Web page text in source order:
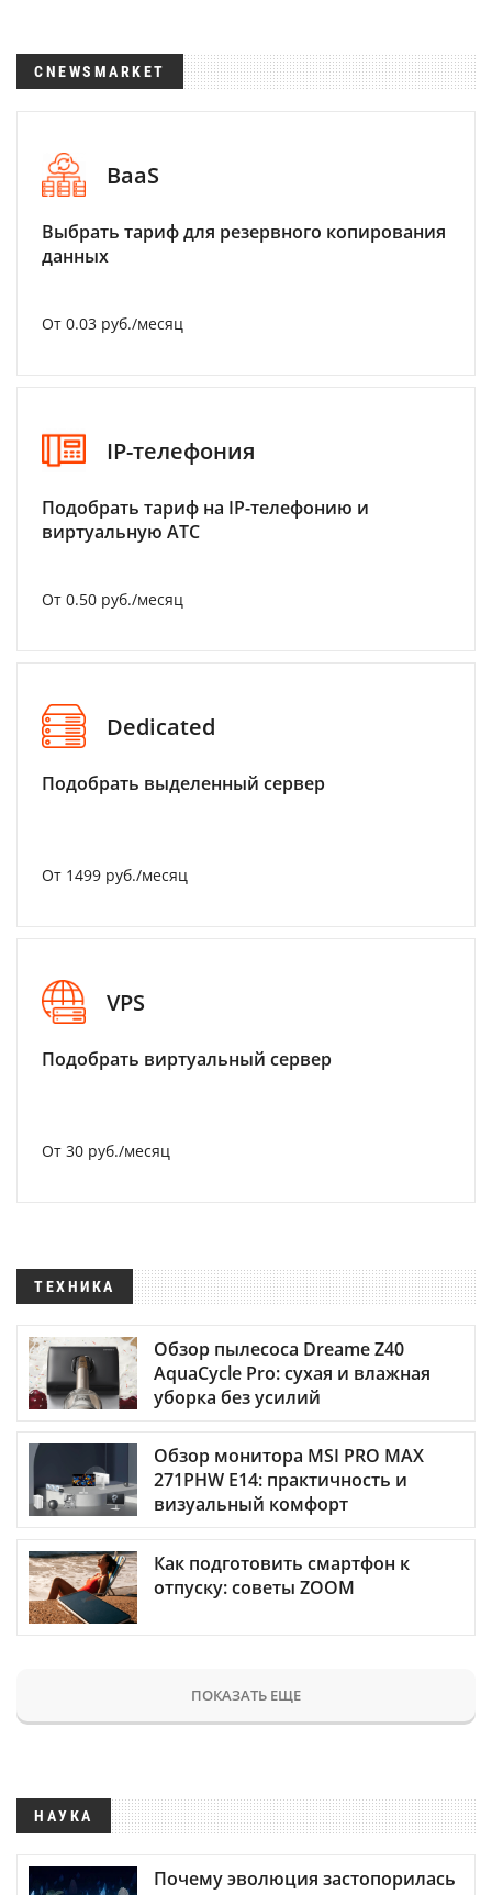
CNEWSMARKET
BaaS
Выбрать тариф для резервного копирования
данных
От 0.03 руб./месяц
IP-телефония
Подобрать тариф на IP-телефонию и
виртуальную АТС
От 0.50 руб./месяц
Dedicated
Подобрать выделенный сервер
От 1499 руб./месяц
VPS
Подобрать виртуальный сервер
От 30 руб./месяц
ТЕХНИКА
Обзор пылесоса Dreame Z40
AquaCycle Pro: сухая и влажная
уборка без усилий
Обзор монитора MSI PRO MAX
271PHW E14: практичность и
визуальный комфорт
Как подготовить смартфон к
отпуску: советы ZOOM
ПОКАЗАТЬ ЕЩЕ
НАУКА
Почему эволюция застопорилась